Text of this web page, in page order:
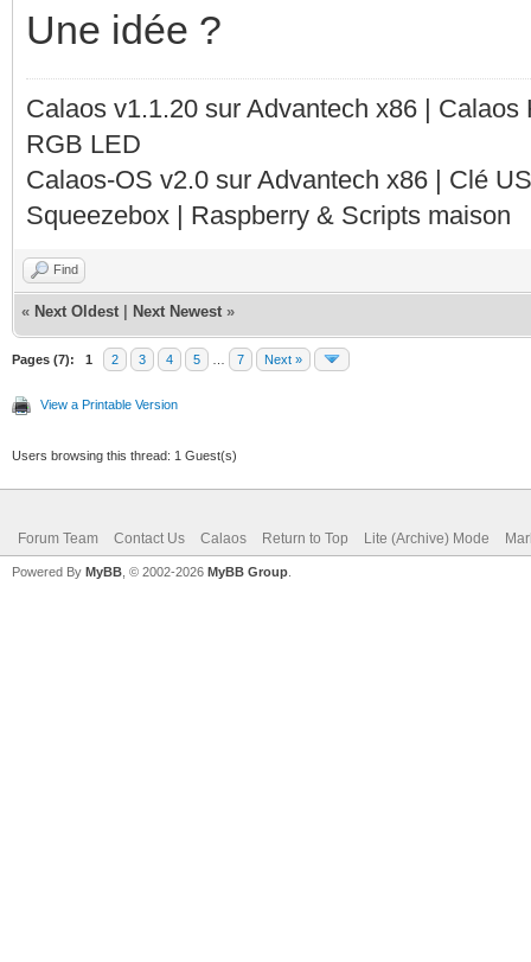
Une idée ?
Calaos v1.1.20 sur Advantech x86 |
RGB LED
Calaos-OS v2.0 sur Advantech x86 | Clé
Squeezebox | Raspberry & Scripts maison
Find
« Next Oldest Next Newest »
Pages (7): 1 2 3 4 5 7 Next »
View a Printable Version
Users browsing this thread: 1 Guest(s)
Forum Team Contact Us Calaos Return to Top Lite (Archive) Mode
Powered By MyBB , © 2002-2026 MyBB Group